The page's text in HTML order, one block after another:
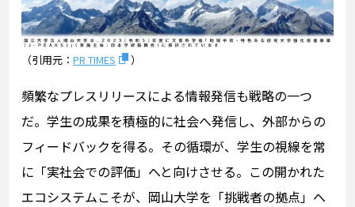
（引用元： PR TIMES ）
頻繁なプレスリリースによる情報発信も戦略の一つ
だ。学生の成果を積極的に社会へ発信し、外部からの
フィードバックを得る。その循環が、学生の視線を常
に「実社会での評価」へと向けさせる。この開かれた
エコシステムこそが、岡山大学を「挑戦者の拠点」へ